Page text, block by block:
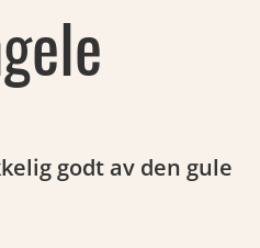
godt av den gule